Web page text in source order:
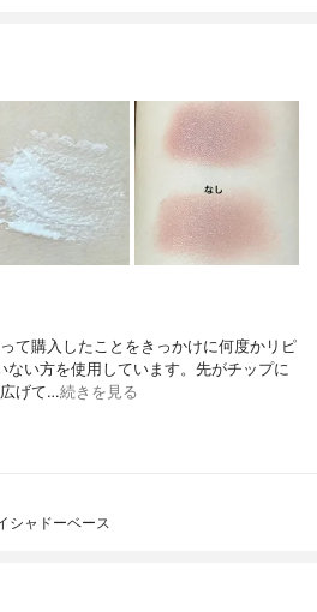
て購入したことをきっかけに何度かリピ
ない方を使用しています。先がチップに
げて…続きを見る
シャドーベース